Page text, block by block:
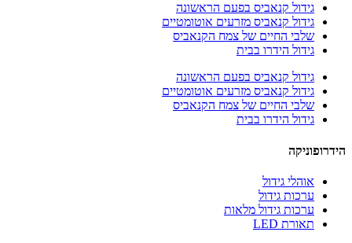
גידול קנאביס בפעם הראשונה
גידול קנאביס מזרעים אוטומטיים
שלבי החיים של צמח הקנאביס
גידול הידרו בבית
גידול קנאביס בפעם הראשונה
גידול קנאביס מזרעים אוטומטיים
שלבי החיים של צמח הקנאביס
גידול הידרו בבית
הידרופוניקה
אוהלי גידול
ערכות גידול
ערכות גידול מלאות
תאורת LED